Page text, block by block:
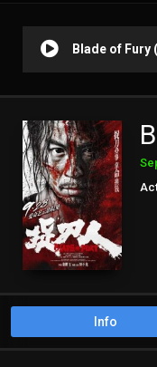
Blade of Fury
Info